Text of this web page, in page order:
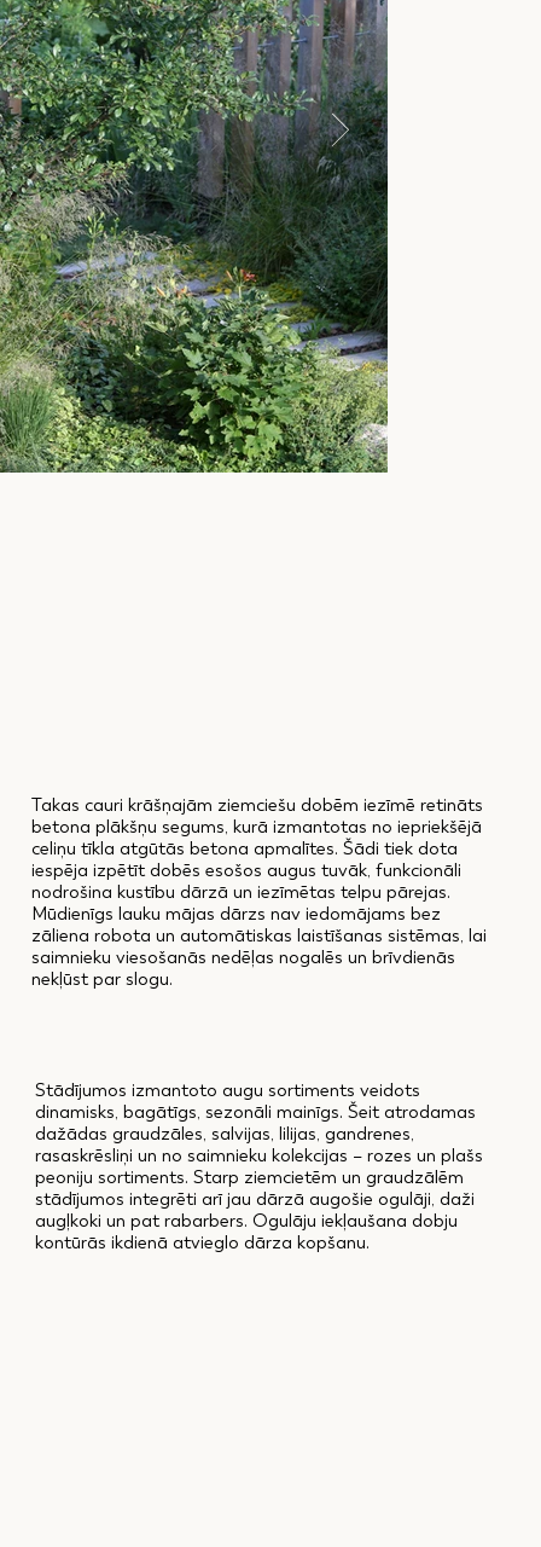
Takas cauri krāšņajām ziemciešu dobēm iezīmē retināts
betona plākšņu segums, kurā izmantotas no iepriekšējā
celiņu tīkla atgūtās betona apmalītes. Šādi tiek dota
iespēja izpētīt dobēs esošos augus tuvāk, funkcionāli
nodrošina kustību dārzā un iezīmētas telpu pārejas.
Mūdienīgs lauku mājas dārzs nav iedomājams bez
zāliena robota un automātiskas laistīšanas sistēmas, lai
saimnieku viesošanās nedēļas nogalēs un brīvdienās
nekļūst par slogu.
Stādījumos izmantoto augu sortiments veidots
dinamisks, bagātīgs, sezonāli mainīgs. Šeit atrodamas
dažādas graudzāles, salvijas, lilijas, gandrenes,
rasaskrēsliņi un no saimnieku kolekcijas – rozes un plašs
peoniju sortiments. Starp ziemcietēm un graudzālēm
stādījumos integrēti arī jau dārzā augošie ogulāji, daži
augļkoki un pat rabarbers. Ogulāju iekļaušana dobju
kontūrās ikdienā atvieglo dārza kopšanu.